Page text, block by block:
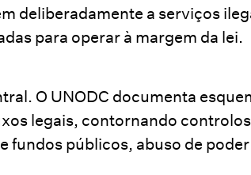
deliberadamente a serviços
para operar à margem da lei.
O UNODC documenta
legais, contornando
fundos públicos, abuso de poder